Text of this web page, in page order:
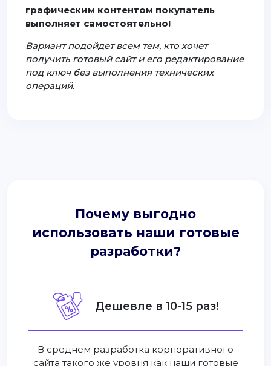
графическим контентом покупатель
выполняет самостоятельно!
Вариант подойдет всем тем, кто хочет
получить готовый сайт и его редактирование
под ключ без выполнения технических
операций.
Почему выгодно
использовать наши готовые
разработки?
Дешевле в 10-15 раз!
В среднем разработка корпоративного
сайта такого же уровня как наши готовые